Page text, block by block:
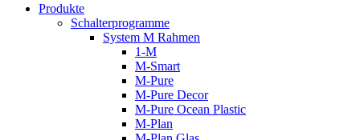
Produkte
Schalterprogramme
System M Rahmen
1-M
M-Smart
M-Pure
M-Pure Decor
M-Pure Ocean Plastic
M-Plan